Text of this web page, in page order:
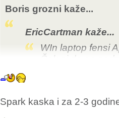
Boris grozni kaže...
EricCartman kaže...
WIn laptop fensi
Čak ni da ga
Kako ne, rasturit ce
Spark kaska i za 2-3